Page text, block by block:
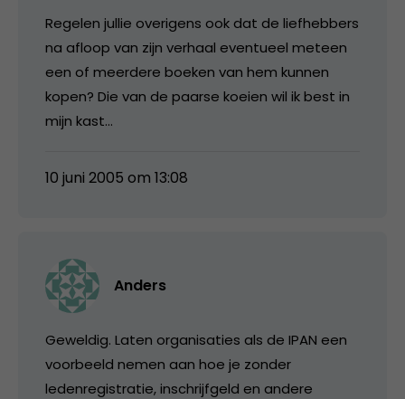
Regelen jullie overigens ook dat de liefhebbers
na afloop van zijn verhaal eventueel meteen
een of meerdere boeken van hem kunnen
kopen? Die van de paarse koeien wil ik best in
mijn kast…
10 juni 2005 om 13:08
Anders
Geweldig. Laten organisaties als de IPAN een
voorbeeld nemen aan hoe je zonder
ledenregistratie, inschrijfgeld en andere